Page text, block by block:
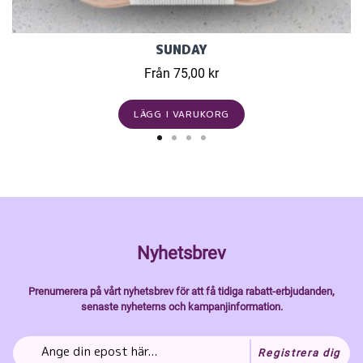
SUNDAY
Från 75,00 kr
LÄGG I VARUKORG
Nyhetsbrev
Prenumerera på vårt nyhetsbrev för att få tidiga rabatt-erbjudanden,
senaste nyheterns och kampanjinformation.
Registrera dig